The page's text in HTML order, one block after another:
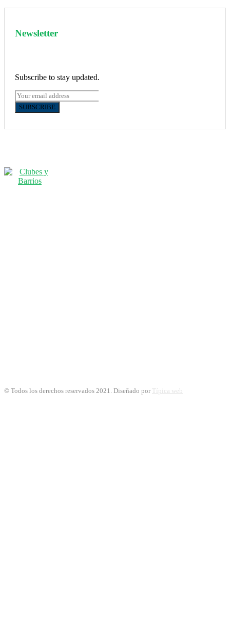
Newsletter
Subscribe to stay updated.
SUBSCRIBE
© Todos los derechos reservados 2021. Diseñado por Típica web